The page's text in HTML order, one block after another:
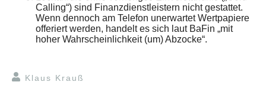
Calling“) sind Finanzdienstleistern nicht gestattet.
Wenn dennoch am Telefon unerwartet Wertpapiere
offeriert werden, handelt es sich laut BaFin „mit
hoher Wahrscheinlichkeit (um) Abzocke“.
Klaus Krauß